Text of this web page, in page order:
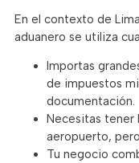
En el contexto de
aduanero se utiliza
Importas
de impuestos
documentación.
Necesitas tener
aeropuerto,
Tu negocio